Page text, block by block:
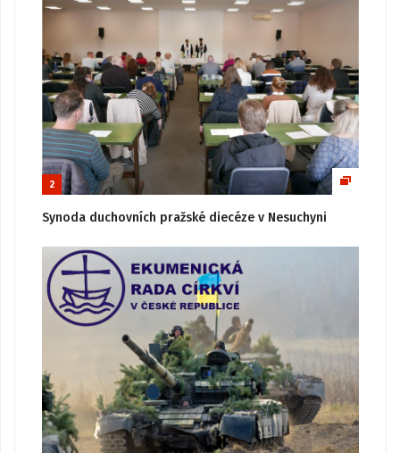
2
Synoda duchovních pražské diecéze v Nesuchyni